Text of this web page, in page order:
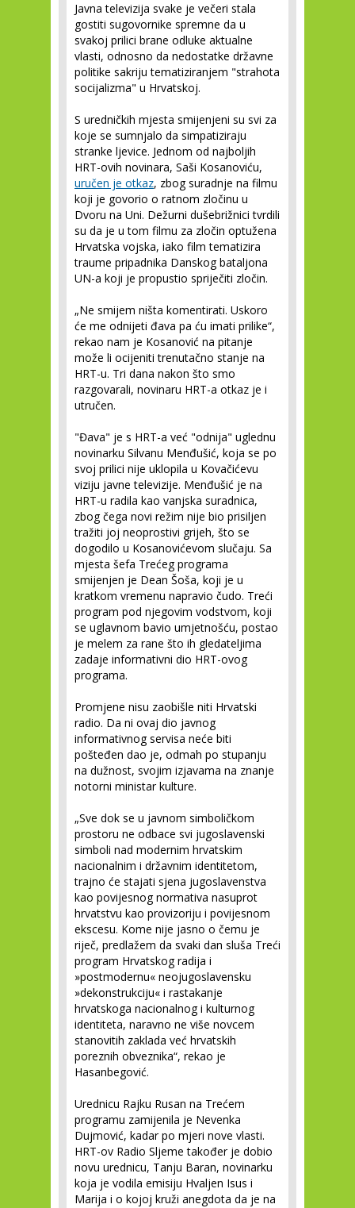
Javna televizija svake je večeri stala
gostiti sugovornike spremne da u
svakoj prilici brane odluke aktualne
vlasti, odnosno da nedostatke državne
politike sakriju tematiziranjem "strahota
socijalizma" u Hrvatskoj.
S uredničkih mjesta smijenjeni su svi za
koje se sumnjalo da simpatiziraju
stranke ljevice. Jednom od najboljih
HRT-ovih novinara, Saši Kosanoviću,
uručen je otkaz, zbog suradnje na filmu
koji je govorio o ratnom zločinu u
Dvoru na Uni. Dežurni dušebrižnici tvrdili
su da je u tom filmu za zločin optužena
Hrvatska vojska, iako film tematizira
traume pripadnika Danskog bataljona
UN-a koji je propustio spriječiti zločin.
„Ne smijem ništa komentirati. Uskoro
će me odnijeti đava pa ću imati prilike“,
rekao nam je Kosanović na pitanje
može li ocijeniti trenutačno stanje na
HRT-u. Tri dana nakon što smo
razgovarali, novinaru HRT-a otkaz je i
utručen.
"Đava" je s HRT-a već "odnija" uglednu
novinarku Silvanu Menđušić, koja se po
svoj prilici nije uklopila u Kovačićevu
viziju javne televizije. Menđušić je na
HRT-u radila kao vanjska suradnica,
zbog čega novi režim nije bio prisiljen
tražiti joj neoprostivi grijeh, što se
dogodilo u Kosanovićevom slučaju. Sa
mjesta šefa Trećeg programa
smijenjen je Dean Šoša, koji je u
kratkom vremenu napravio čudo. Treći
program pod njegovim vodstvom, koji
se uglavnom bavio umjetnošću, postao
je melem za rane što ih gledateljima
zadaje informativni dio HRT-ovog
programa.
Promjene nisu zaobišle niti Hrvatski
radio. Da ni ovaj dio javnog
informativnog servisa neće biti
pošteđen dao je, odmah po stupanju
na dužnost, svojim izjavama na znanje
notorni ministar kulture.
„Sve dok se u javnom simboličkom
prostoru ne odbace svi jugoslavenski
simboli nad modernim hrvatskim
nacionalnim i državnim identitetom,
trajno će stajati sjena jugoslavenstva
kao povijesnog normativa nasuprot
hrvatstvu kao provizoriju i povijesnom
ekscesu. Kome nije jasno o čemu je
riječ, predlažem da svaki dan sluša Treći
program Hrvatskog radija i
»postmodernu« neojugoslavensku
»dekonstrukciju« i rastakanje
hrvatskoga nacionalnog i kulturnog
identiteta, naravno ne više novcem
stanovitih zaklada već hrvatskih
poreznih obveznika“, rekao je
Hasanbegović.
Urednicu Rajku Rusan na Trećem
programu zamijenila je Nevenka
Dujmović, kadar po mjeri nove vlasti.
HRT-ov Radio Sljeme također je dobio
novu urednicu, Tanju Baran, novinarku
koja je vodila emisiju Hvaljen Isus i
Marija i o kojoj kruži anegdota da je na